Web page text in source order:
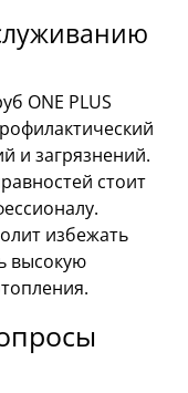
ONE PLUS
и загрязнений.
стоит
избежать
высокую